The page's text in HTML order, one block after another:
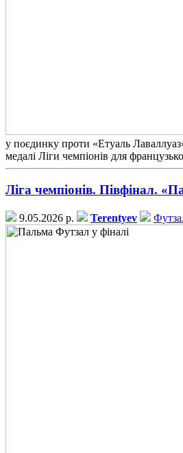
у поєдинку проти «Етуаль
медалі Ліги чемпіонів для
Ліга чемпіонів. Півфінал.
9.05.2026 р. Terentyev